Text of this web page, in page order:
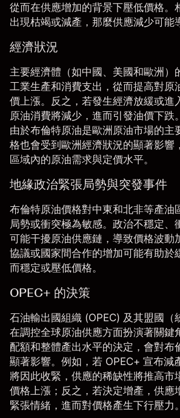
從而在供應增加的背景下壓低價格。
出現枯竭或減產，那麼供應減少可能
經濟狀況
主要經濟體（如中國、美國和歐洲）
工業生產和消費支出，從而提高對原
價上漲。反之，若發生經濟放緩或進
原油消費將減少，進而引發油價下跌
由於布倫特原油是歐洲原油市場的主
格也會受到歐洲經濟狀況的顯著影響
區域內的原油需求與定價水平。
地緣政治緊張局勢與突發事件
布倫特原油價格對中東和北非等產油
局勢或衝突極為敏感。政治不穩定、
可能干擾原油供應鏈，導致價格波動
協議或國家間合作的增加可能有助於
而穩定或壓低價格。
OPEC+ 的決策
石油輸出國組織 (OPEC) 及其盟國（
在調控全球原油供應方面扮演著關鍵
配額和整體產出水平的決定，會對布
顯著影響。例如，若 OPEC+ 宣布減
將因此收緊，供應的稀缺性將推高市
價格上漲；反之，若決定增產，供應
緊張情緒，進而對價格產生下行壓力。